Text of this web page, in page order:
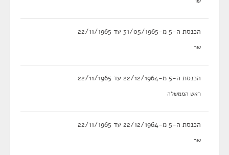
הכנסת ה-5 מ-31/05/1965 עד 22/11/1965
שר
הכנסת ה-5 מ-22/12/1964 עד 22/11/1965
ראש הממשלה
הכנסת ה-5 מ-22/12/1964 עד 22/11/1965
שר